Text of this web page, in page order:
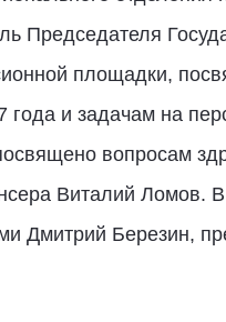
Председателя
площадки,
года и задачам на
вопросам
Виталий Ломов.
Дмитрий Березин,